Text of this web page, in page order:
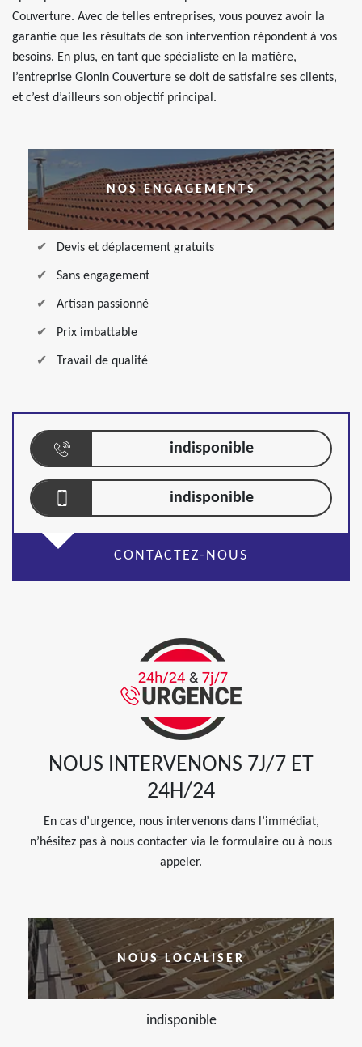
Couverture. Avec de telles entreprises, vous pouvez avoir la
garantie que les résultats de son intervention répondent à vos
besoins. En plus, en tant que spécialiste en la matière,
l’entreprise Glonin Couverture se doit de satisfaire ses clients,
et c’est d’ailleurs son objectif principal.
NOS ENGAGEMENTS
Devis et déplacement gratuits
Sans engagement
Artisan passionné
Prix imbattable
Travail de qualité
indisponible
indisponible
CONTACTEZ-NOUS
NOUS INTERVENONS 7J/7 ET
24H/24
En cas d’urgence, nous intervenons dans l’immédiat,
n’hésitez pas à nous contacter via le formulaire ou à nous
appeler.
NOUS LOCALISER
indisponible